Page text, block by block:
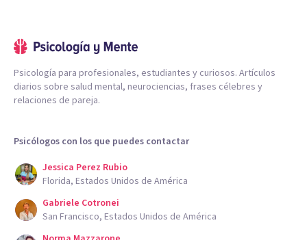
Psicología para profesionales, estudiantes y curiosos. Artículos
diarios sobre salud mental, neurociencias, frases célebres y
relaciones de pareja.
Psicólogos con los que puedes contactar
Jessica Perez Rubio
Florida, Estados Unidos de América
Gabriele Cotronei
San Francisco, Estados Unidos de América